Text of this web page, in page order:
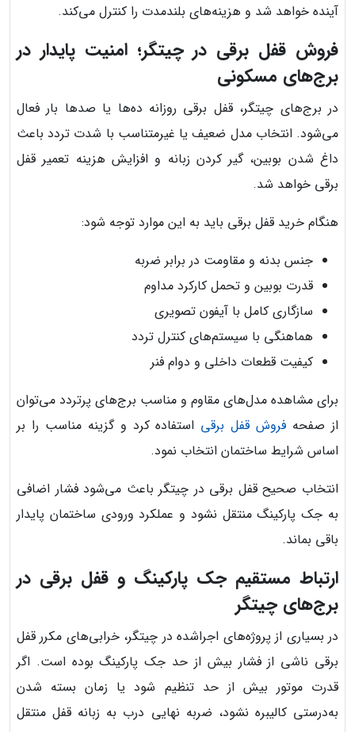
آینده خواهد شد و هزینه‌های بلندمدت را کنترل می‌کند.
فروش قفل برقی در چیتگر؛ امنیت پایدار در
برج‌های مسکونی
در برج‌های چیتگر، قفل برقی روزانه ده‌ها یا صدها بار فعال
می‌شود. انتخاب مدل ضعیف یا غیرمتناسب با شدت تردد باعث
داغ شدن بوبین، گیر کردن زبانه و افزایش هزینه تعمیر قفل
برقی خواهد شد.
هنگام خرید قفل برقی باید به این موارد توجه شود:
جنس بدنه و مقاومت در برابر ضربه
قدرت بوبین و تحمل کارکرد مداوم
سازگاری کامل با آیفون تصویری
هماهنگی با سیستم‌های کنترل تردد
کیفیت قطعات داخلی و دوام فنر
برای مشاهده مدل‌های مقاوم و مناسب برج‌های پرتردد می‌توان
از صفحه فروش قفل برقی استفاده کرد و گزینه مناسب را بر
اساس شرایط ساختمان انتخاب نمود.
انتخاب صحیح قفل برقی در چیتگر باعث می‌شود فشار اضافی
به جک پارکینگ منتقل نشود و عملکرد ورودی ساختمان پایدار
باقی بماند.
ارتباط مستقیم جک پارکینگ و قفل برقی در
برج‌های چیتگر
در بسیاری از پروژه‌های اجراشده در چیتگر، خرابی‌های مکرر قفل
برقی ناشی از فشار بیش از حد جک پارکینگ بوده است. اگر
قدرت موتور بیش از حد تنظیم شود یا زمان بسته شدن
به‌درستی کالیبره نشود، ضربه نهایی درب به زبانه قفل منتقل